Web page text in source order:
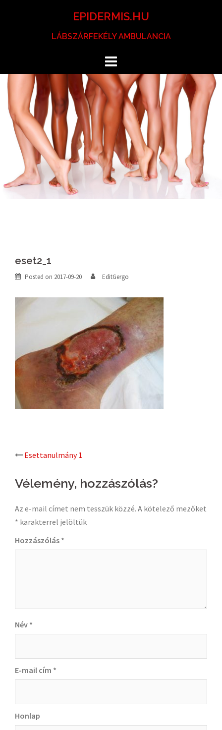
EPIDERMIS.HU
LÁBSZÁRFEKÉLY AMBULANCIA
eset2_1
Posted on 2017-09-20 EditGergo
Post
navigation
Esettanulmány 1
Vélemény, hozzászólás?
Az e-mail címet nem tesszük közzé. A kötelező mezőket
* karakterrel jelöltük
Hozzászólás *
Név *
E-mail cím *
Honlap